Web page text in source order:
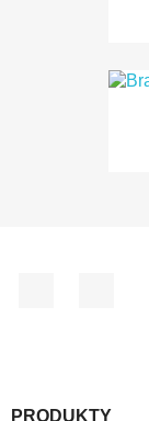
PRODUKTY